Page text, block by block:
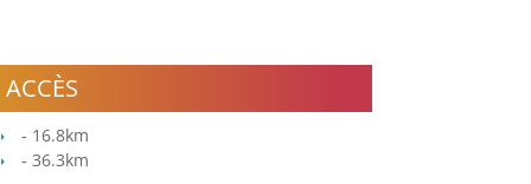
ACCÈS
- 16.8km
- 36.3km